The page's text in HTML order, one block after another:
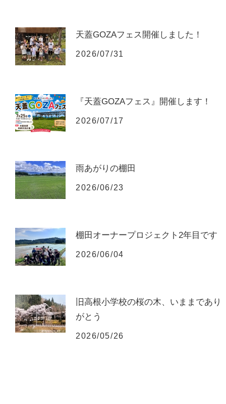
天蓋GOZAフェス開催しました！
2026/07/31
『天蓋GOZAフェス』開催します！
2026/07/17
雨あがりの棚田
2026/06/23
棚田オーナープロジェクト2年目です
2026/06/04
旧高根小学校の桜の木、いままであり
がとう
2026/05/26